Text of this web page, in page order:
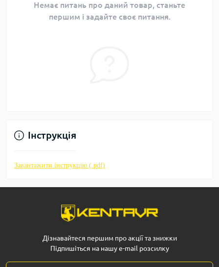
Немає питань про даний товар, станьте
першим і задайте своє питання.
Інструкція
Завантажити інструкцію (.pdf)
Дізнавайтеся першим про акції та знижки
Підпишіться на нашу e-mail розсилку